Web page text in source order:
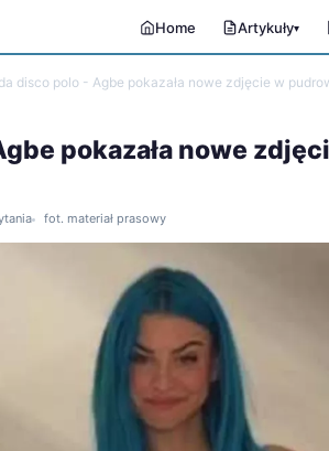
Home Artykuły▾
disco polo - Agbe pokazała nowe zdjęcie w
pokazała nowe
fot. materiał prasowy